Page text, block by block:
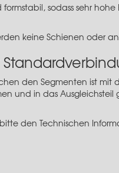
formstabil, sodass sehr
keine Schienen oder
den Segmenten ist mit
und in das
den Technischen